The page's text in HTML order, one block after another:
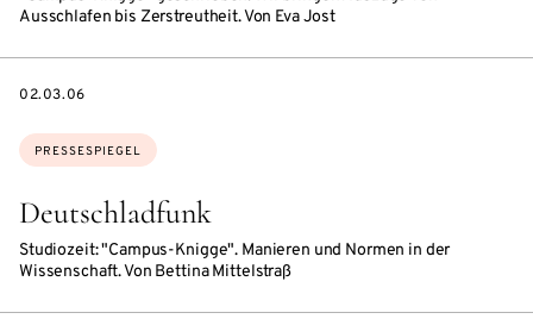
Ausschlafen bis Zerstreutheit. Von Eva Jost
Deutschladfunk
Studiozeit: "Campus-Knigge". Manieren und Normen in der
Wissenschaft. Von Bettina Mittelstraß
Themen:
PRESSESPIEGEL
DATE
02.03.06